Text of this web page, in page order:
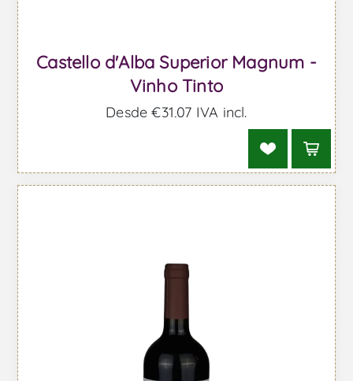
Castello d'Alba Superior Magnum -
Vinho Tinto
Desde €31,07 IVA incl.